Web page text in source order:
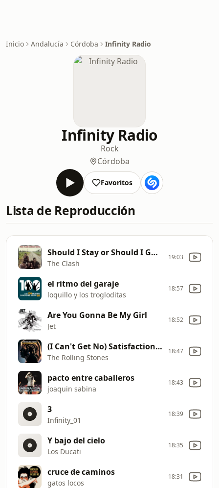
Inicio Andalucía Córdoba Infinity Radio
Infinity Radio
Rock
Córdoba
Favoritos
Lista de Reproducción
Should I Stay or Should I Go (Remastered)
The Clash
19:03
el ritmo del garaje
loquillo y los trogloditas
18:57
Are You Gonna Be My Girl
Jet
18:52
(I Can't Get No) Satisfaction (Mono)
The Rolling Stones
18:47
pacto entre caballeros
joaquin sabina
18:43
3
Infinity_01
18:39
Y bajo del cielo
Los Ducati
18:35
cruce de caminos
gatos locos
18:31